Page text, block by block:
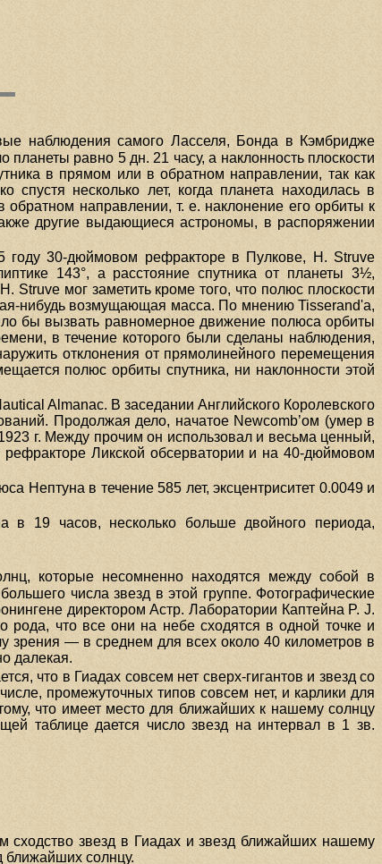
наблюдения самого Ласселя, Бонда в Кэмбридже
равно 5 дн. 21 часу, а наклонность плоскости
в прямом или в обратном направлении, так как
несколько лет, когда планета находилась в
обратном направлении, т. е. наклонение его орбиты к
другие выдающиеся астрономы, в распоряжении
году 30-дюймовом рефракторе в Пулкове, Н. Struve
143°, а расстояние спутника от планеты 3½,
мог заметить кроме того, что полюс плоскости
нибудь возмущающая масса. По мнению Tisserand'a,
бы вызвать равномерное движение полюса орбиты
в течение которого были сделаны наблюдения,
отклонения от прямолинейного перемещения
полюс орбиты спутника, ни наклонности этой
Almanac. В заседании Английского Королевского
Продолжая дело, начатое Newcomb’oм (умер в
г. Между прочим он использовал и весьма ценный,
Ликской обсерватории и на 40-дюймовом
Нептуна в течение 585 лет, эксцентриситет 0.0049 и
в 19 часов, несколько больше двойного периода,
которые несомненно находятся между собой в
числа звезд в этой группе. Фотографические
директором Астр. Лаборатории Каптейна P. J.
рода, что все они на небе сходятся в одной точке и
зрения — в среднем для всех около 40 километров в
далекая.
что в Гиадах совсем нет сверх-гигантов и звезд со
промежуточных типов совсем нет, и карлики для
что имеет место для ближайших к нашему солнцу
таблице дается число звезд на интервал в 1 зв.
сходство звезд в Гиадах и звезд ближайших нашему
ближайших солнцу.